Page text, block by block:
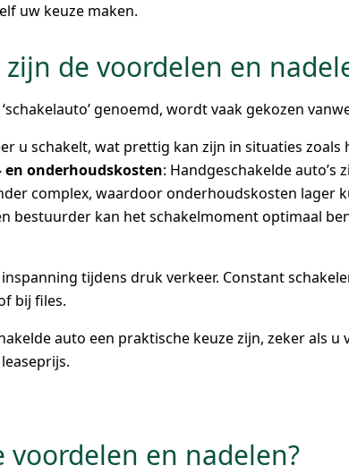
uw keuze maken.
de voordelen en
genoemd, wordt vaak gekozen
u schakelt, wat prettig kan zijn in situaties zoals
en onderhoudskosten: Handgeschakelde auto’s
complex, waardoor onderhoudskosten lager
bestuurder kan het schakelmoment optimaal
tijdens druk verkeer. Constant
bij files.
auto een praktische keuze zijn, zeker als u
en nadelen?